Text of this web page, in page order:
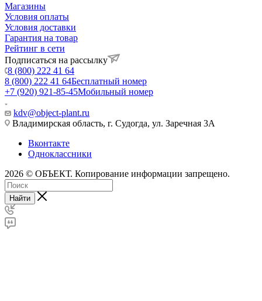
Магазины
Условия оплаты
Условия доставки
Гарантия на товар
Рейтинг в сети
Подписаться на рассылку
8 (800) 222 41 64
8 (800) 222 41 64Бесплатный номер
+7 (920) 921-85-45Мобильный номер
kdv@object-plant.ru
Владимирская область, г. Судогда, ул. Заречная 3А
Вконтакте
Одноклассники
2026 © ОБЪЕКТ. Копирование информации запрещено.
Найти